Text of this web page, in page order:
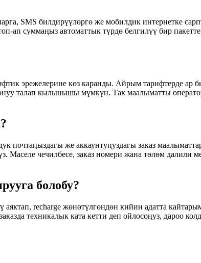
SMS билдирүүлөргө же мобилдик интернетке
ап суммаңыз автоматтык түрдө белгилүү бир
эрежелерине көз каранды. Айрым тарифтерде ар
талап кылынышы мүмкүн. Так маалыматты
почтаңыздагы же аккаунтуңуздагы заказ
Маселе чечилбесе, заказ номери жана төлөм далили
болобу?
recharge жөнөтүлгөндөн кийин адатта
техникалык ката кетти деп ойлосоңуз, дароо